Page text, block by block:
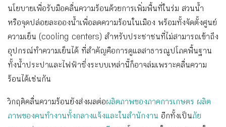
นโยบายเพื่อรับมือคลื่นความร้อนด้วยการเพิ่มพื้นที่ในร่ม สวนน้ำ
หรือจุดปล่อยละอองน้ำเพื่อลดความร้อนในเมือง พร้อมทั้งจัดตั้งศูนย์
ความเย็น (cooling centers) สำหรับประชาชนที่ไม่สามารถเข้าถึง
อุปกรณ์ทำความเย็นได้ ที่สำคัญคือการดูแลสาธารณูปโภคพื้นฐาน
ทั้งน้ำประปาและไฟฟ้าซึ่งระบบเหล่านี้ก็อาจล่มเพราะคลื่นความ
ร้อนได้เช่นกัน
วิกฤติคลื่นความร้อนยังส่งผลต่อผลิตภาพของภาคการเกษตร ผลิต
ภาพของคนทำงานทั้งกลางแจ้งและในสำนักงาน อีกทั้งเป็นภัย